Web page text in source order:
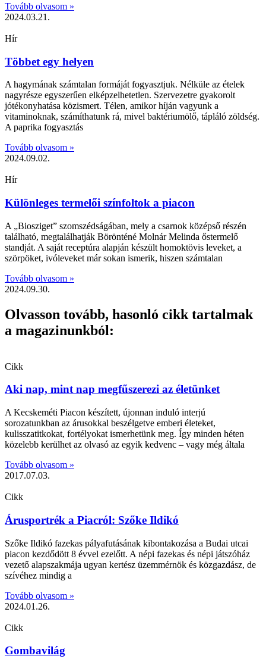
Tovább olvasom »
2024.03.21.
Hír
Többet egy helyen
A hagymának számtalan formáját fogyasztjuk. Nélküle az ételek
nagyrésze egyszerűen elképzelhetetlen. Szervezetre gyakorolt
jótékonyhatása közismert. Télen, amikor híján vagyunk a
vitaminoknak, számíthatunk rá, mivel baktériumölő, tápláló zöldség.
A paprika fogyasztás
Tovább olvasom »
2024.09.02.
Hír
Különleges termelői színfoltok a piacon
A „Biosziget” szomszédságában, mely a csarnok középső részén
található, megtalálhatják Börönténé Molnár Melinda őstermelő
standját. A saját receptúra alapján készült homoktövis leveket, a
szörpöket, ivóleveket már sokan ismerik, hiszen számtalan
Tovább olvasom »
2024.09.30.
Olvasson tovább, hasonló cikk tartalmak
a magazinunkból:
Cikk
Aki nap, mint nap megfűszerezi az életünket
A Kecskeméti Piacon készített, újonnan induló interjú
sorozatunkban az árusokkal beszélgetve emberi életeket,
kulisszatitkokat, fortélyokat ismerhetünk meg. Így minden héten
közelebb kerülhet az olvasó az egyik kedvenc – vagy még általa
Tovább olvasom »
2017.07.03.
Cikk
Árusportrék a Piacról: Szőke Ildikó
Szőke Ildikó fazekas pályafutásának kibontakozása a Budai utcai
piacon kezdődött 8 évvel ezelőtt. A népi fazekas és népi játszóház
vezető alapszakmája ugyan kertész üzemmérnök és közgazdász, de
szívéhez mindig a
Tovább olvasom »
2024.01.26.
Cikk
Gombavilág